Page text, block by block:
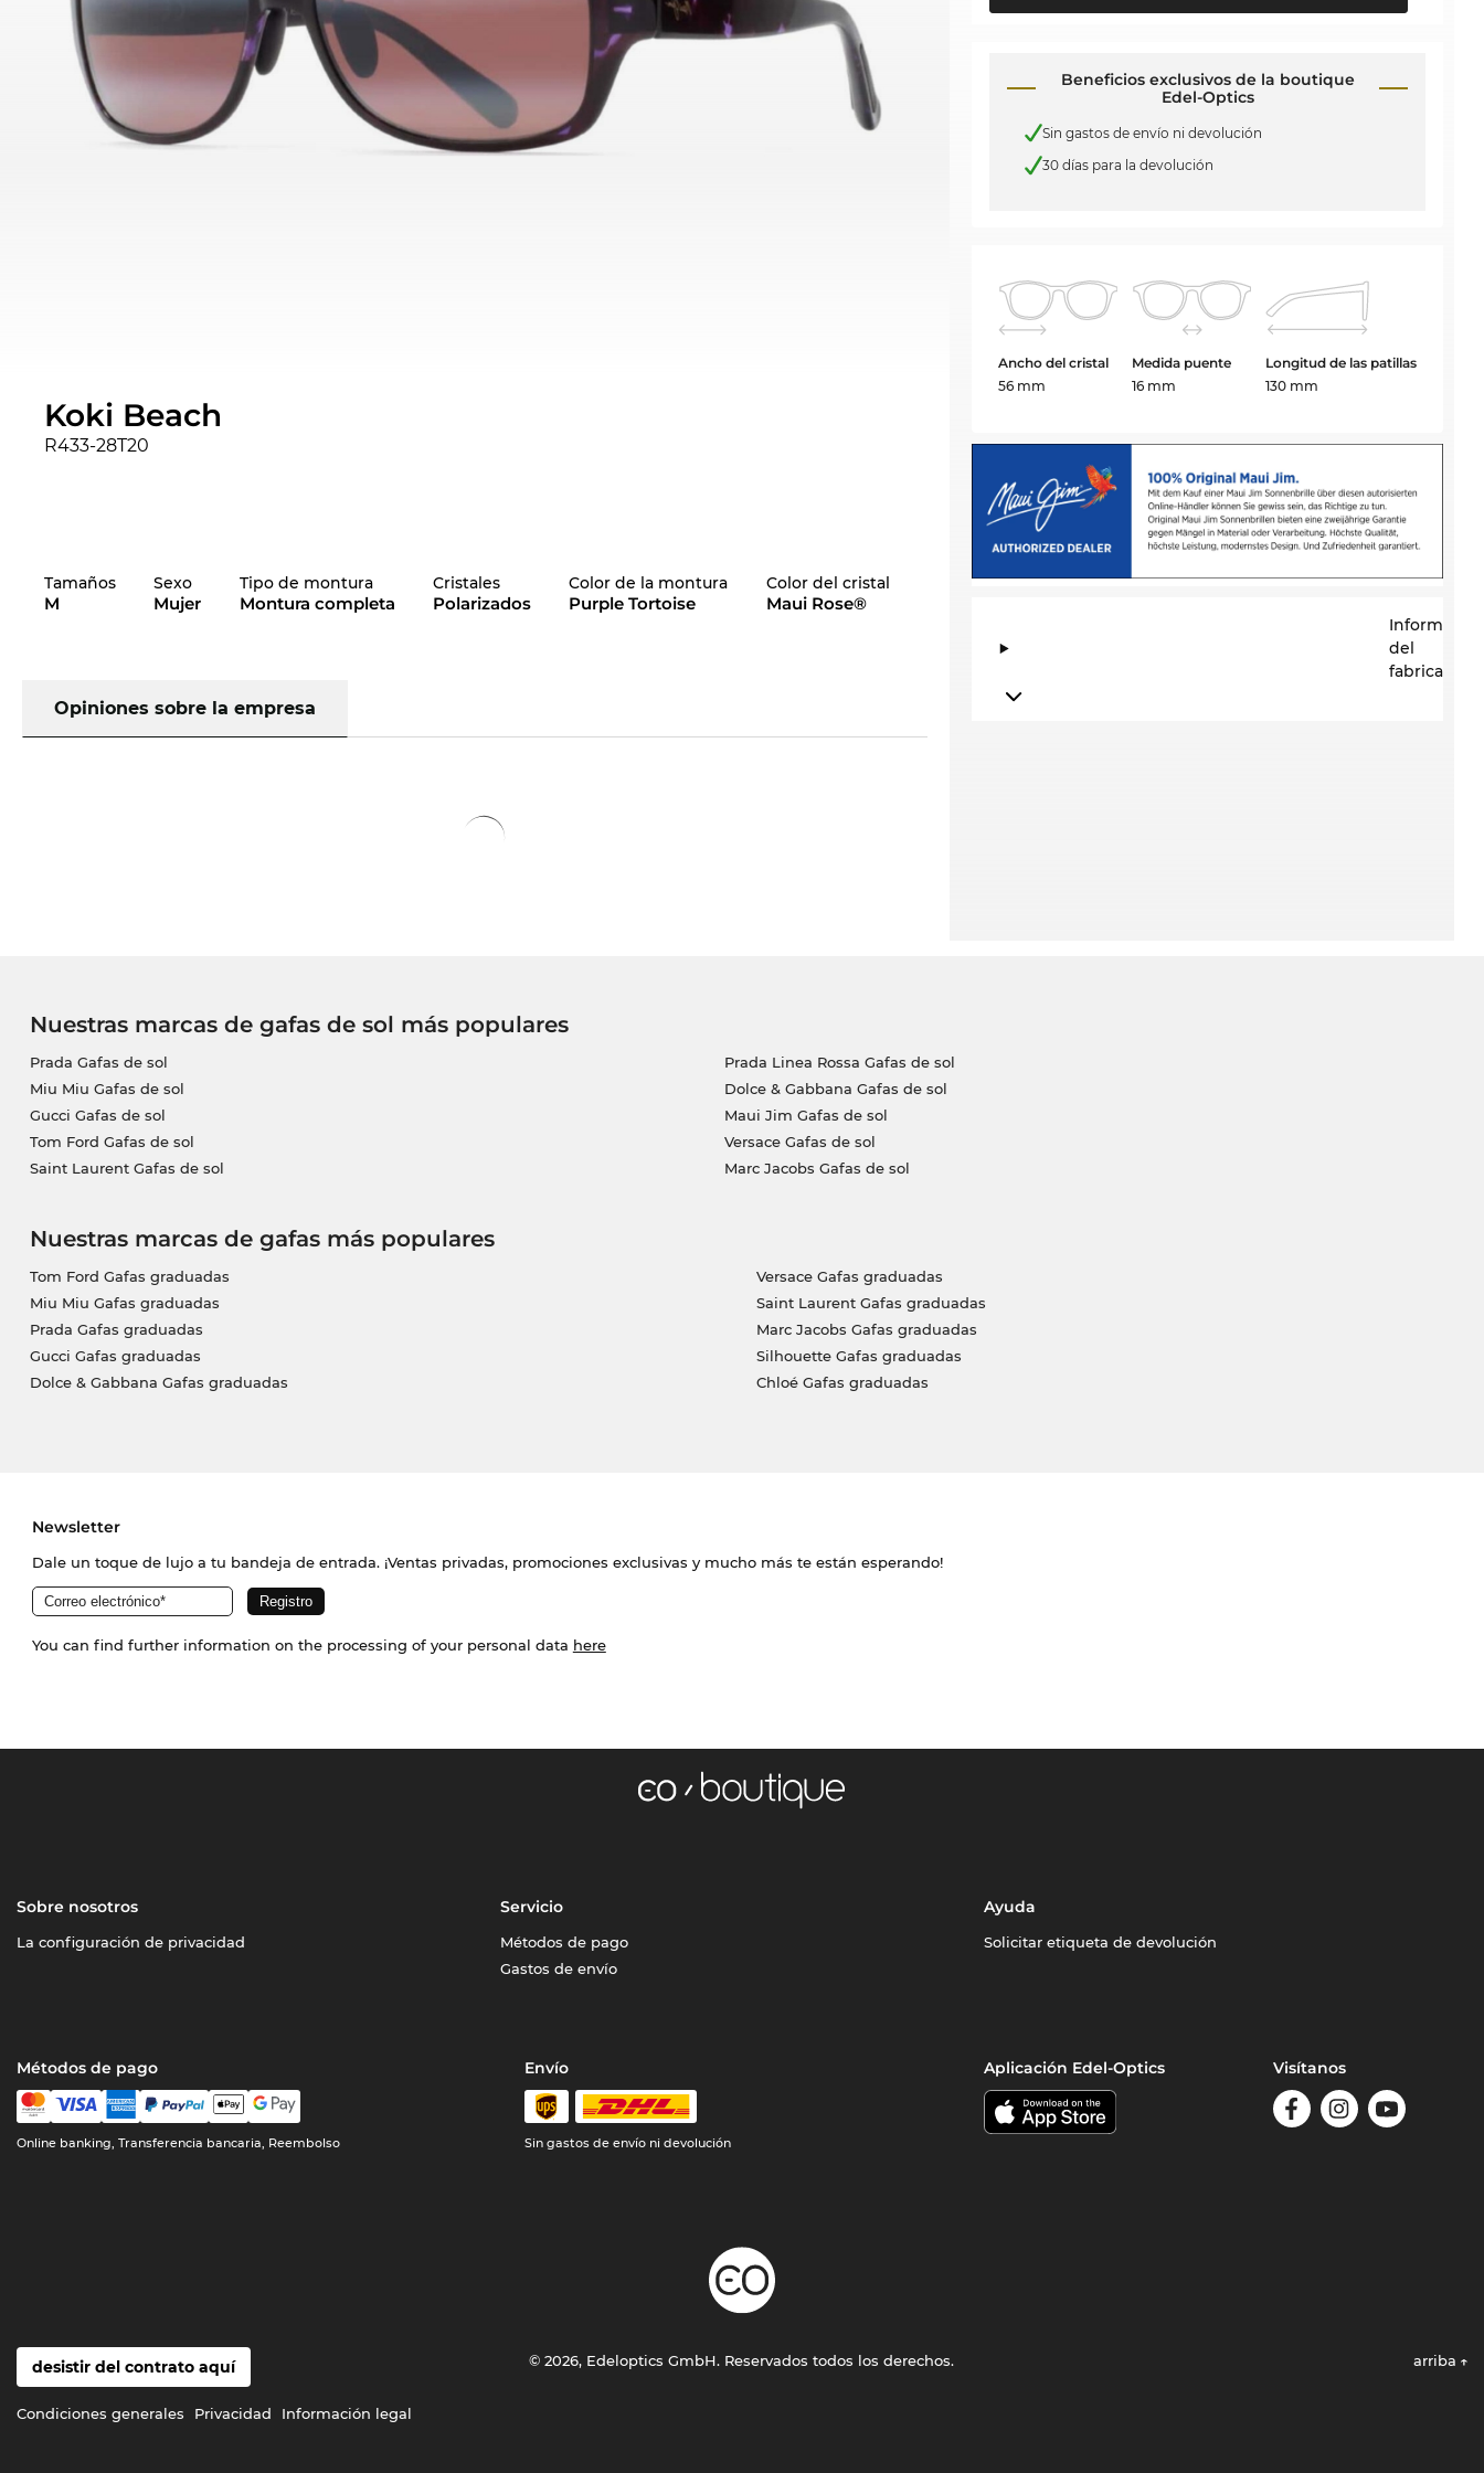
Koki Beach
R433-28T20
Tamaños
M
Sexo
Mujer
Tipo de montura
Montura completa
Cristales
Polarizados
Color de la montura
Purple Tortoise
Color del cristal
Maui Rose®
Opiniones sobre la empresa
Beneficios exclusivos de la boutique
Edel-Optics
Sin gastos de envío ni devolución
30 días para la devolución
Ancho del cristal
56 mm
Medida puente
16 mm
Longitud de las patillas
130 mm
del
fabricante
Nuestras marcas de gafas de sol más populares
Prada Gafas de sol
Miu Miu Gafas de sol
Gucci Gafas de sol
Tom Ford Gafas de sol
Saint Laurent Gafas de sol
Prada Linea Rossa Gafas de sol
Dolce & Gabbana Gafas de sol
Maui Jim Gafas de sol
Versace Gafas de sol
Marc Jacobs Gafas de sol
Nuestras marcas de gafas más populares
Tom Ford Gafas graduadas
Miu Miu Gafas graduadas
Prada Gafas graduadas
Gucci Gafas graduadas
Dolce & Gabbana Gafas graduadas
Versace Gafas graduadas
Saint Laurent Gafas graduadas
Marc Jacobs Gafas graduadas
Silhouette Gafas graduadas
Chloé Gafas graduadas
Newsletter
Dale un toque de lujo a tu bandeja de entrada. ¡Ventas privadas, promociones exclusivas y mucho más te están esperando!
You can find further information on the processing of your personal data here
Sobre nosotros
La configuración de privacidad
Servicio
Métodos de pago
Gastos de envío
Ayuda
Solicitar etiqueta de devolución
Métodos de pago
Online banking, Transferencia bancaria, Reembolso
Envío
Sin gastos de envío ni devolución
Aplicación Edel-Optics Visítanos
desistir del contrato aquí
Condiciones generales Privacidad Información legal
© 2026, Edeloptics GmbH. Reservados todos los derechos. arriba